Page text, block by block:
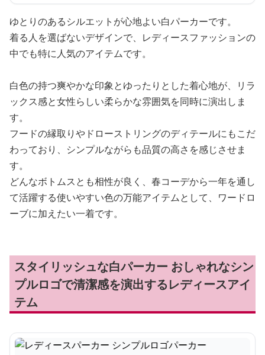
ゆとりのあるシルエットが心地よい白パーカーです。
着る人を選ばないデザインで、レディースファッションの
中でも特に人気のアイテムです。
白色の持つ爽やかな印象とゆったりとした着心地が、リラ
ックス感と女性らしい柔らかな雰囲気を同時に演出しま
す。
フードの縁取りやドローストリングのディテールにもこだ
わっており、シンプルながらも品質の高さを感じさせま
す。
どんなボトムスとも相性が良く、春コーデから一年を通し
て活躍する使いやすい色の万能アイテムとして、ワードロ
ーブに加えたい一着です。
スタイリッシュな白パーカー おしゃれなシン
プルロゴで清潔感を演出するレディースアイ
テム